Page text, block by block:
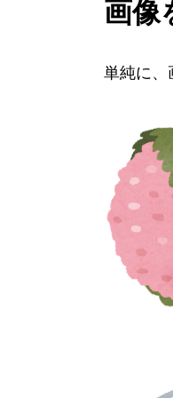
画像
単純に、